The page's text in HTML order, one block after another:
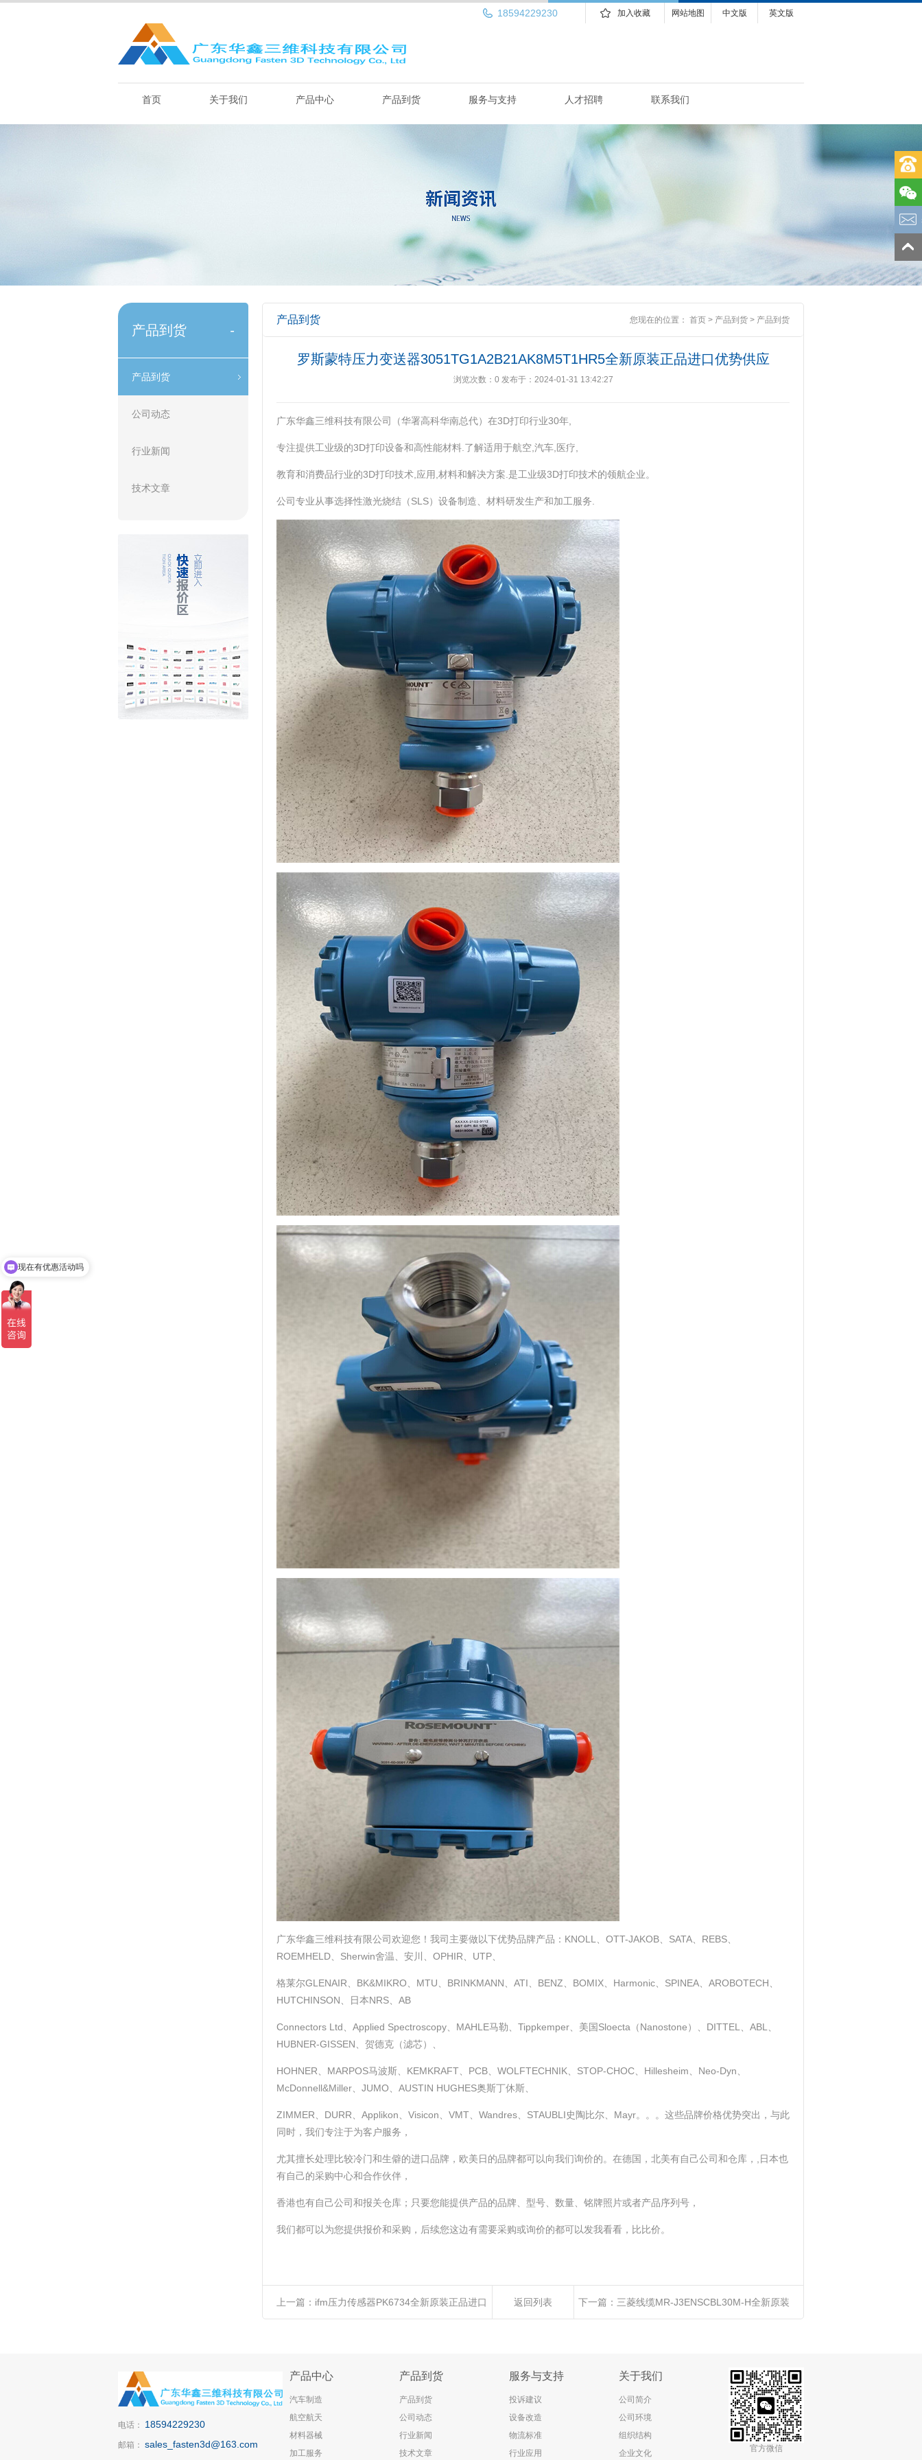
英文版
中文版
网站地图
加入收藏
18594229230
首页 关于我们 产品中心 产品到货 服务与支持 人才招聘 联系我们
产品到货 -
产品到货
公司动态
行业新闻
技术文章
产品到货 您现在的位置： 首页 > 产品到货 > 产品到货
罗斯蒙特压力变送器3051TG1A2B21AK8M5T1HR5全新原装正品进口优势供应
浏览次数： 0 发布于：2024-01-31 13:42:27
广东华鑫三维科技有限公司（华署高科华南总代）在3D打印行业30年,
专注提供工业级的3D打印设备和高性能材料.了解适用于航空,汽车,医疗,
教育和消费品行业的3D打印技术,应用,材料和解决方案.是工业级3D打印技术的领航企业。
公司专业从事选择性激光烧结（SLS）设备制造、材料研发生产和加工服务.
广东华鑫三维科技有限公司欢迎您！我司主要做以下优势品牌产品：KNOLL、OTT-JAKOB、SATA、REBS、
ROEMHELD、Sherwin舍温、安川、OPHIR、UTP、
格莱尔GLENAIR、BK&MIKRO、MTU、BRINKMANN、ATI、BENZ、BOMIX、Harmonic、SPINEA、AROBOTECH、
HUTCHINSON、日本NRS、AB
Connectors Ltd、Applied Spectroscopy、MAHLE马勒、Tippkemper、美国Sloecta（Nanostone）、DITTEL、ABL、
HUBNER-GISSEN、贺德克（滤芯）、
HOHNER、MARPOS马波斯、KEMKRAFT、PCB、WOLFTECHNIK、STOP-CHOC、Hillesheim、Neo-Dyn、
McDonnell&Miller、JUMO、AUSTIN HUGHES奥斯丁休斯、
ZIMMER、DURR、Applikon、Visicon、VMT、Wandres、STAUBLI史陶比尔、Mayr。。。这些品牌价格优势突出，与此
同时，我们专注于为客户服务，
尤其擅长处理比较冷门和生僻的进口品牌，欧美日的品牌都可以向我们询价的。在德国，北美有自己公司和仓库，,日本也
有自己的采购中心和合作伙伴，
香港也有自己公司和报关仓库；只要您能提供产品的品牌、型号、数量、铭牌照片或者产品序列号，
我们都可以为您提供报价和采购，后续您这边有需要采购或询价的都可以发我看看，比比价。
上一篇： ifm压力传感器PK6734全新原装正品进口 返回列表 下一篇： 三菱线缆MR-J3ENSCBL30M-H全新原装
电话： 18594229230
邮箱： sales_fasten3d@163.com
产品中心
汽车制造
航空航天
材料器械
加工服务
产品到货
产品到货
公司动态
行业新闻
技术文章
服务与支持
投诉建议
设备改造
物流标准
行业应用
关于我们
公司简介
公司环境
组织结构
企业文化
官方微信
可以介绍下你们的产品么